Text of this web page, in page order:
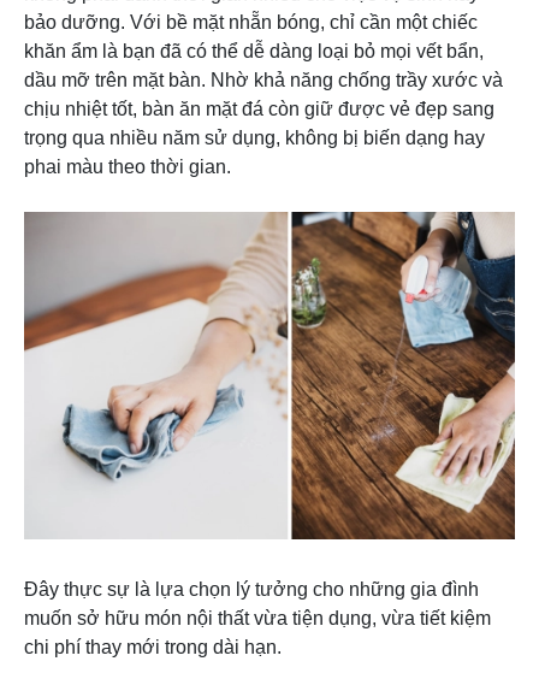
bảo dưỡng. Với bề mặt nhẵn bóng, chỉ cần một chiếc
khăn ẩm là bạn đã có thể dễ dàng loại bỏ mọi vết bẩn,
dầu mỡ trên mặt bàn. Nhờ khả năng chống trầy xước và
chịu nhiệt tốt, bàn ăn mặt đá còn giữ được vẻ đẹp sang
trọng qua nhiều năm sử dụng, không bị biến dạng hay
phai màu theo thời gian.
Đây thực sự là lựa chọn lý tưởng cho những gia đình
muốn sở hữu món nội thất vừa tiện dụng, vừa tiết kiệm
chi phí thay mới trong dài hạn.